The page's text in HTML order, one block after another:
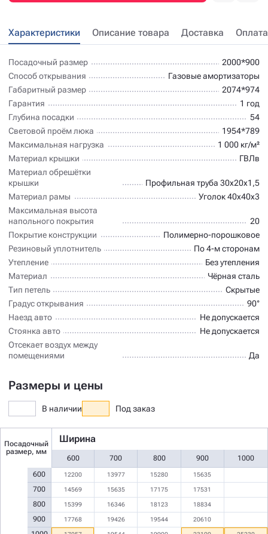
Характеристики Описание товара Доставка Оплата
Посадочный размер
2000*900
Способ открывания
Газовые амортизаторы
Габаритный размер
2074*974
Гарантия
1 год
Глубина посадки
54
Световой проём люка
1954*789
Максимальная нагрузка
1 000 кг/м²
Материал крышки
ГВЛв
Материал обрешётки
крышки
Профильная труба 30х20х1,5
Материал рамы
Уголок 40х40х3
Максимальная высота
напольного покрытия
20
Покрытие конструкции
Полимерно-порошковое
Резиновый уплотнитель
По 4-м сторонам
Утепление
Без утепления
Материал
Чёрная сталь
Тип петель
Скрытые
Градус открывания
90°
Наезд авто
Не допускается
Стоянка авто
Не допускается
Отсекает воздух между
помещениями
Да
Размеры и цены
В наличии Под заказ
Посадочный
размер, мм
Ширина
600 700 800 900 1000
600
700
800
900
12200 13977 15280 15635
14569 15635 17175 17531
15399 16346 18123 18834
17768 19426 19544 20610